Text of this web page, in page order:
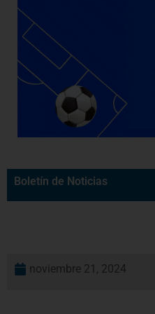
Boletín de Noticias
noviembre 21, 2024